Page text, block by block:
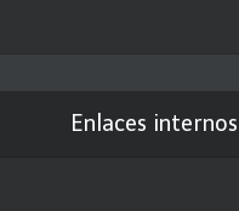
Enlaces internos